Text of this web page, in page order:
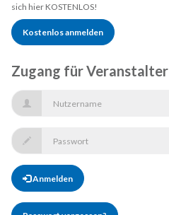
sich hier KOSTENLOS!
Kostenlos anmelden
Zugang für Veranstalter
Anmelden